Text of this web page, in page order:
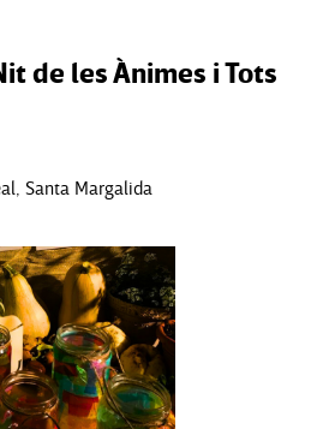
de les Ànimes i Tots
Santa Margalida